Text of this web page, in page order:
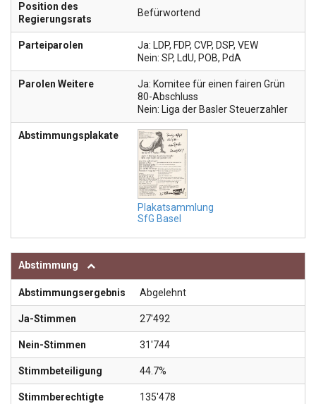
Position des
Regierungsrats
Befürwortend
Parteiparolen
Ja: LDP, FDP, CVP, DSP, VEW
Nein: SP, LdU, POB, PdA
Parolen Weitere
Ja: Komitee für einen fairen Grün
80-Abschluss
Nein: Liga der Basler Steuerzahler
Abstimmungsplakate
Plakatsammlung
SfG Basel
Abstimmung
Abstimmungsergebnis Abgelehnt
Ja-Stimmen 27'492
Nein-Stimmen 31'744
Stimmbeteiligung 44.7%
Stimmberechtigte 135'478